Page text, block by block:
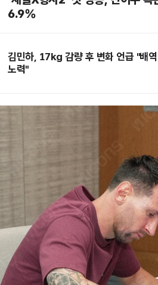
6.9%
김민하, 17kg 감량 후 변화 언급 "배
노력"